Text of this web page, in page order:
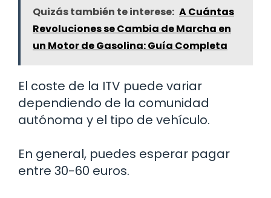
Quizás también te interese: A Cuántas
Revoluciones se Cambia de Marcha en
un Motor de Gasolina: Guía Completa
El coste de la ITV puede variar
dependiendo de la comunidad
autónoma y el tipo de vehículo.
En general, puedes esperar pagar
entre 30-60 euros.